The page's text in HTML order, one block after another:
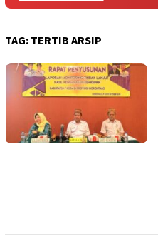
TAG: TERTIB ARSIP